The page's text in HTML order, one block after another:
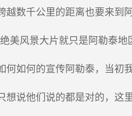
数千公里的距离也要来到
风景大片就只是阿勒泰地
如何的宣传阿勒泰，当初
说他们说的都是对的，这